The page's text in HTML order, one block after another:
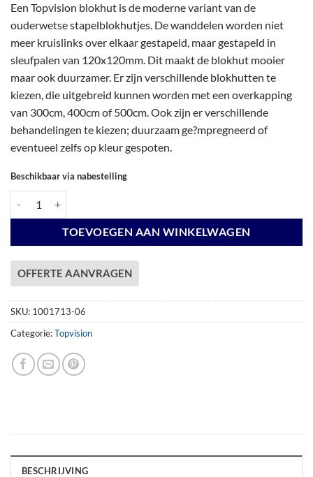
was:
€ 6.550,00.
is:
€ 6.550,00.
Een Topvision blokhut is de moderne variant van de
ouderwetse stapelblokhutjes. De wanddelen worden niet
meer kruislinks over elkaar gestapeld, maar gestapeld in
sleufpalen van 120x120mm. Dit maakt de blokhut mooier
maar ook duurzamer. Er zijn verschillende blokhutten te
kiezen, die uitgebreid kunnen worden met een overkapping
van 300cm, 400cm of 500cm. Ook zijn er verschillende
behandelingen te kiezen; duurzaam ge?mpregneerd of
eventueel zelfs op kleur gespoten.
Beschikbaar via nabestelling
TOEVOEGEN AAN WINKELWAGEN
OFFERTE AANVRAGEN
SKU: 1001713-06
Categorie:Topvision
BESCHRIJVING